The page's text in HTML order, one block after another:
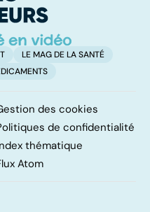
LE MAG DE LA SANTÉ
des cookies
de confidentialité
thématique
Atom